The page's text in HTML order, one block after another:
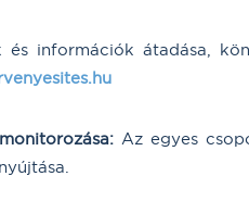
és információk átadása,
Az egyes